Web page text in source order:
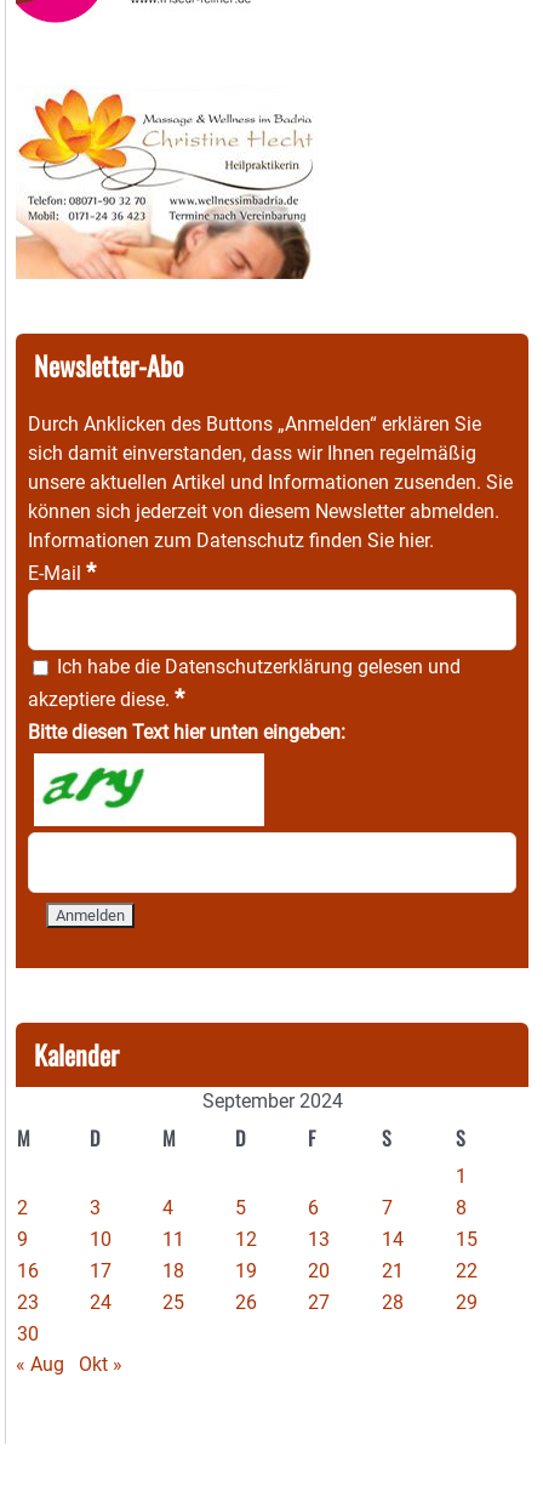
Newsletter-Abo
Durch Anklicken des Buttons „Anmelden“ erklären Sie
sich damit einverstanden, dass wir Ihnen regelmäßig
unsere aktuellen Artikel und Informationen zusenden. Sie
können sich jederzeit von diesem Newsletter abmelden.
Informationen zum Datenschutz finden Sie hier.
E-Mail *
Ich habe die Datenschutzerklärung gelesen und
akzeptiere diese. *
Bitte diesen Text hier unten eingeben:
Kalender
September 2024
M D M D F S S
1
2
3 4 5 6 7
8
9
10 11 12 13 14
15
16
17 18 19 20 21
22
23
24 25 26 27 28
29
30
« Aug
Okt »